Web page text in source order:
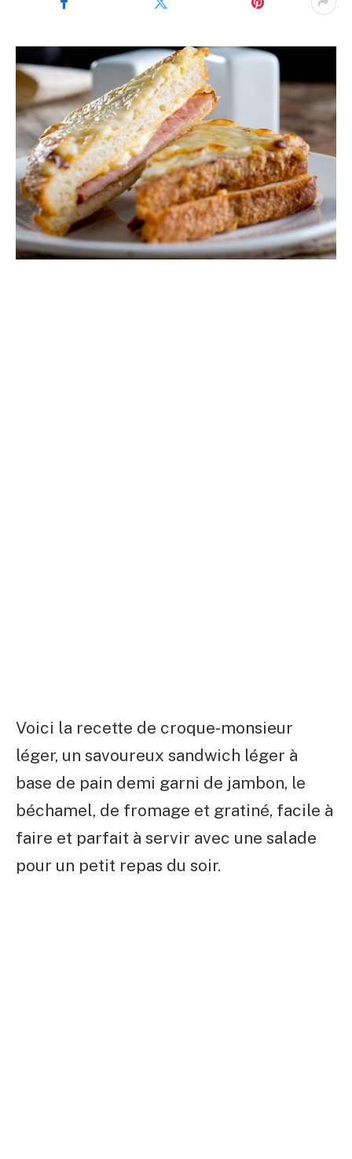
Voici la recette de croque-monsieur
léger, un savoureux sandwich léger à
base de pain demi garni de jambon, le
béchamel, de fromage et gratiné, facile à
faire et parfait à servir avec une salade
pour un petit repas du soir.